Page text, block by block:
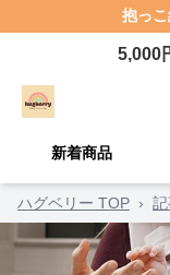
抱っこ
5,000
新着商品
ハグベリー TOP ›